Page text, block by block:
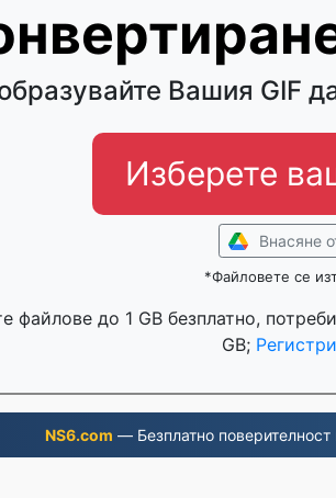
Вашия GIF
Изберете
Внасяне
*Файловете се
файлове до 1 GB безплатно,
GB;
NS6.com — Безплатно